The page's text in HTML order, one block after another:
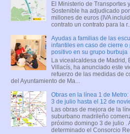
El Ministerio de Transportes
Sostenible ha adjudicado
millones de euros (IVA
contrato un contrato para la
Ayudas a familias de las
infantiles en caso de cierre o
positivo en su grupo burbuja
La vicealcaldesa de Madrid,
Villacís, ha anunciado este
refuerzo de las medidas de
del Ayuntamiento de Ma...
Obras en la línea 1 de
3 de julio hasta el 12 de
Las obras de mejora de la
suburbano madrileño
próximo domingo 3 de julio .
determinado el Consorcio